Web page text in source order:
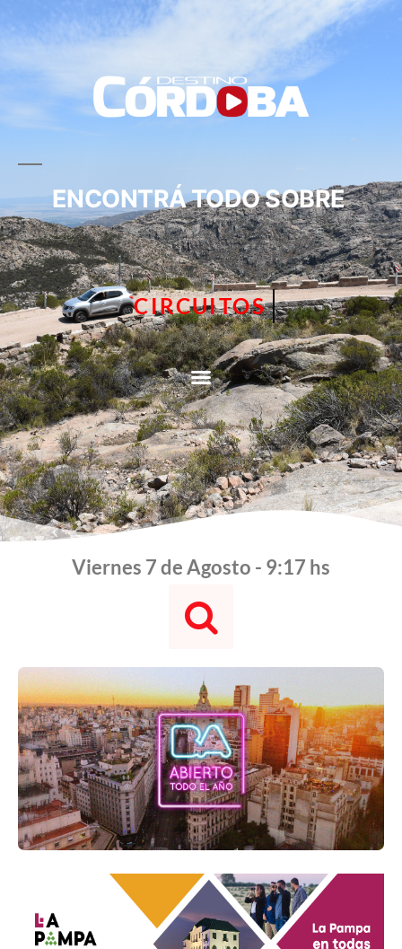
ENCONTRÁ TODO SOBRE
CIRCUITOS
Viernes 7 de Agosto - 9:17 hs